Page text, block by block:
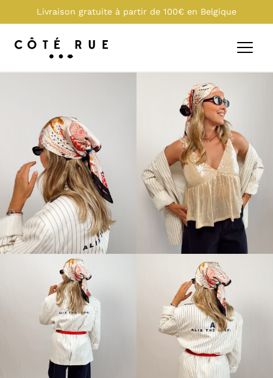
Livraison gratuite à partir de 100€ en Belgique
0